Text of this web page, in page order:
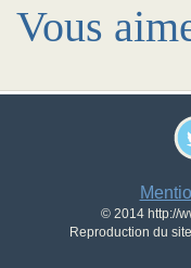
Vous
© 2014 http://
Reproduction du